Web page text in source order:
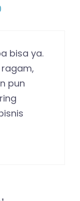
bisa ya.
pun